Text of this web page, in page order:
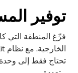
توفير
فرِّغ المنطقة التي
تحتاج فقط إلى